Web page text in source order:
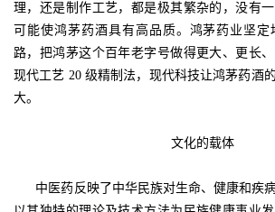
理，还是制作工艺，都是极其繁杂的，没有
可能使鸿茅药酒具有高品质。鸿茅药业坚
路，把鸿茅这个百年老字号做得更大、更长
现代工艺 20 级精制法，现代科技让鸿茅药酒
大。
文化的载体
中医药反映了中华民族对生命、健康和疾病